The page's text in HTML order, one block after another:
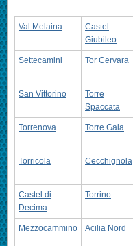
Val Melaina
Castel
Giubileo
Settecamini Tor Cervara
San Vittorino
Torre
Spaccata
Torrenova Torre Gaia
Torricola Cecchignola
Castel di
Decima
Torrino
Mezzocammino Acilia Nord